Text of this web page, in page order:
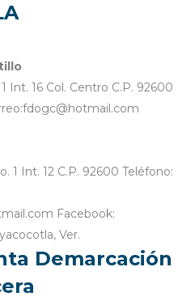
Int. 16 Col. Centro C.P. 92600
1 Int. 12 C.P. 92600 Teléfono:
Facebook:
Ver.
Demarcación